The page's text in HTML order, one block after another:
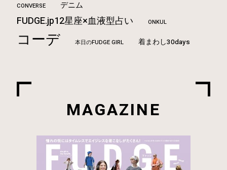
CONVERSE デニム
FUDGE.jp12星座×血液型占い ONKUL
コーデ 本日のFUDGE GIRL 着まわし30days
MAGAZINE